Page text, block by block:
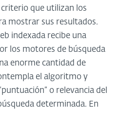
que utilizan los
mostrar sus resultados.
indexada recibe una
los motores de búsqueda
enorme cantidad de
el algoritmo y
o relevancia del
determinada. En